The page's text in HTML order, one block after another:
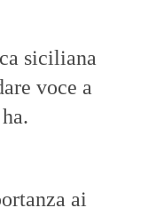
siciliana
voce a
ai